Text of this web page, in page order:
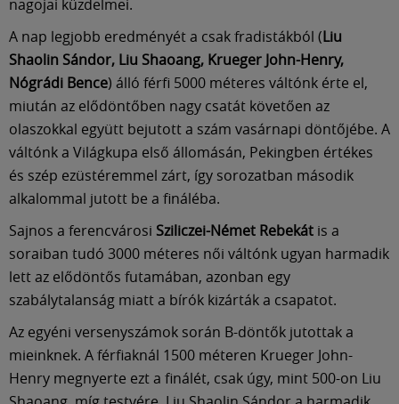
nagojai küzdelmei.
A nap legjobb eredményét a csak fradistákból (Liu
Shaolin Sándor, Liu Shaoang, Krueger John-Henry,
Nógrádi Bence) álló férfi 5000 méteres váltónk érte el,
miután az elődöntőben nagy csatát követően az
olaszokkal együtt bejutott a szám vasárnapi döntőjébe. A
váltónk a Világkupa első állomásán, Pekingben értékes
és szép ezüstéremmel zárt, így sorozatban második
alkalommal jutott be a fináléba.
Sajnos a ferencvárosi Sziliczei-Német Rebekát is a
soraiban tudó 3000 méteres női váltónk ugyan harmadik
lett az elődöntős futamában, azonban egy
szabálytalanság miatt a bírók kizárták a csapatot.
Az egyéni versenyszámok során B-döntők jutottak a
mieinknek. A férfiaknál 1500 méteren Krueger John-
Henry megnyerte ezt a finálét, csak úgy, mint 500-on Liu
English